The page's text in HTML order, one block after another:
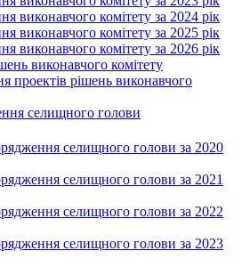
виконавчого комітету за 2024 рік
виконавчого комітету за 2025 рік
виконавчого комітету за 2026 рік
виконавчого комітету
проектів рішень виконавчого
селищного голови
селищного голови за 2020
селищного голови за 2021
селищного голови за 2022
селищного голови за 2023